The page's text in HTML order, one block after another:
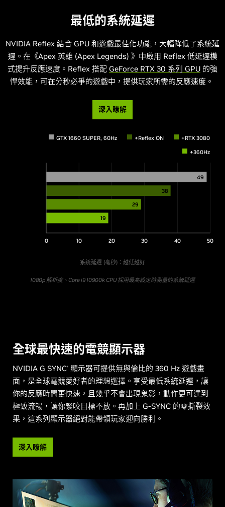
最低的系統延遲
NVIDIA Reflex 結合 GPU 和遊戲最佳化功能，大幅降低了系統延
遲。在《Apex 英雄 (Apex Legends) 》中啟用 Reflex 低延遲模
式提升反應速度。Reflex 搭配 GeForce RTX 30 系列 GPU 的強
悍效能，可在分秒必爭的遊戲中，提供玩家所需的反應速度。
深入瞭解
GTX 1660 SUPER, 60Hz +Reflex ON
+RTX 3080
+360Hz
0 10 20 30 40 50
49
38
29
19
系統延遲 (毫秒)：越低越好
1080p 解析度、Core i9 10900k CPU 採用最高設定時測量的系統延遲
全球最快速的電競顯示器
NVIDIA G SYNC® 顯示器可提供無與倫比的 360 Hz 遊戲畫
面，是全球電競愛好者的理想選擇。享受最低系統延遲，讓
你的反應時間更快速，且幾乎不會出現鬼影，動作更可達到
極致流暢，讓你緊咬目標不放。再加上 G-SYNC 的零撕裂效
果，這系列顯示器絕對能帶領玩家迎向勝利。
深入瞭解